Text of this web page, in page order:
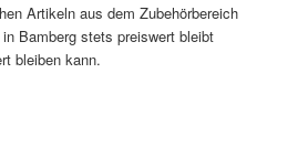
Artikeln aus dem Zubehörbereich
Bamberg stets preiswert bleibt
bleiben kann.